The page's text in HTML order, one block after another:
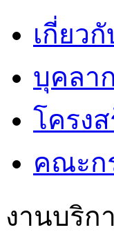
เกี่ยวกั
บุคลา
โครง
คณะก
งานบริก